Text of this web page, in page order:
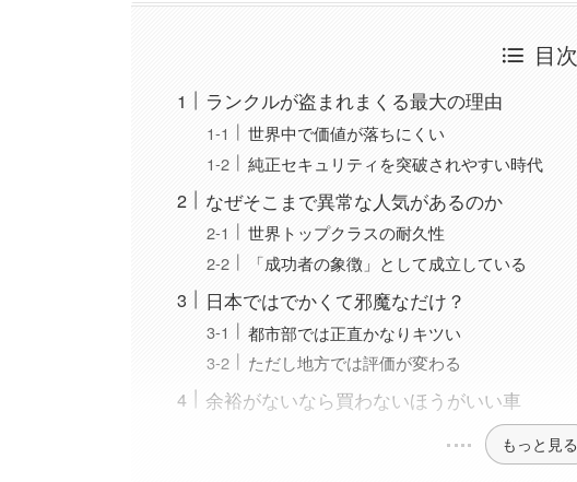
目次
ランクルが盗まれまくる最大の理由
世界中で価値が落ちにくい
純正セキュリティを突破されやすい時代
なぜそこまで異常な人気があるのか
世界トップクラスの耐久性
「成功者の象徴」として成立している
日本ではでかくて邪魔なだけ？
都市部では正直かなりキツい
ただし地方では評価が変わる
余裕がないなら買わないほうがいい車
もっと見る